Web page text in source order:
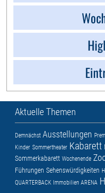
Aktuelle Themen
Demnächst Ausstellungen
Kinder Sommertheater Kabarett
Sommerkabarett Wochenende
Führungen Sehenswürdigkeiten
QUARTERBACK Immobilien ARENA